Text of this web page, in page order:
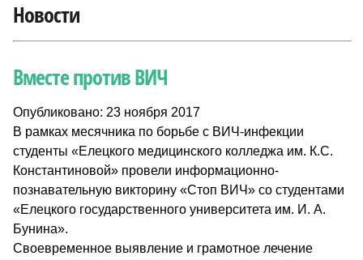
Новости
Вместе против ВИЧ
Опубликовано: 23 ноября 2017
В рамках месячника по борьбе с ВИЧ-инфекции
студенты «Елецкого медицинского колледжа им. К.С.
Константиновой» провели информационно-
познавательную викторину «Стоп ВИЧ» со студентами
«Елецкого государственного университета им. И. А.
Бунина».
Своевременное выявление и грамотное лечение